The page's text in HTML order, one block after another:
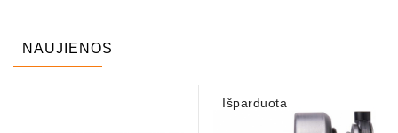
NAUJIENOS
Išparduota